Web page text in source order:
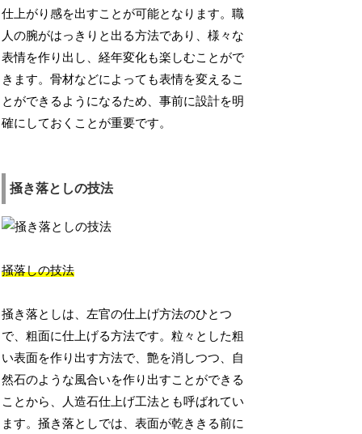
仕上がり感を出すことが可能となります。職
人の腕がはっきりと出る方法であり、様々な
表情を作り出し、経年変化も楽しむことがで
きます。骨材などによっても表情を変えるこ
とができるようになるため、事前に設計を明
確にしておくことが重要です。
掻き落としの技法
掻落しの技法
掻き落としは、左官の仕上げ方法のひとつ
で、粗面に仕上げる方法です。粒々とした粗
い表面を作り出す方法で、艶を消しつつ、自
然石のような風合いを作り出すことができる
ことから、人造石仕上げ工法とも呼ばれてい
ます。掻き落としでは、表面が乾ききる前に